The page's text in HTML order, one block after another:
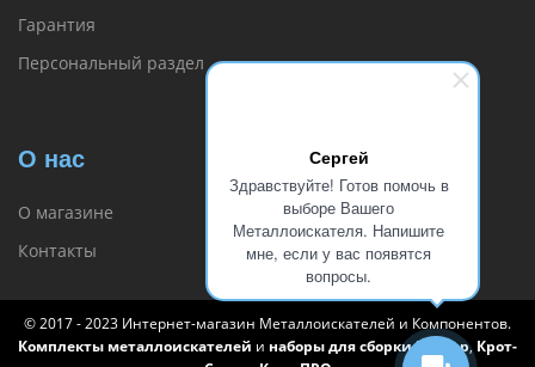
Сергей
Здравствуйте! Готов помочь в
выборе Вашего
Металлоискателя. Напишите
мне, если у вас появятся
вопросы.
Гарантия
Персональный раздел
О нас
О магазине
Контакты
© 2017 - 2023 Интернет-магазин Металлоискателей и Компонентов.
Комплекты металлоискателей и наборы для сборки Квазар, Крот-